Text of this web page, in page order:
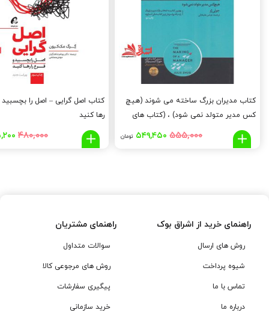
کتاب مدیران بزرگ ساخته می شوند (هیچ
کس مدیر متولد نمی شود) ، (کتاب های
حوزه کسب و کار)
۵۵۵,۰۰۰ قیمت
۵۴۹,۴۵۰ تومانقیمت
کتاب اصل گرایی – اصل را بچسبید
رها کنید
۴۸۰,۰۰۰
راهنمای خرید از اشراق بوک
روش های ارسال
شیوه پرداخت
تماس با ما
درباره ما
راهنمای مشتریان
سوالات متداول
روش های مرجوعی کالا
پیگیری سفارشات
خرید سازمانی